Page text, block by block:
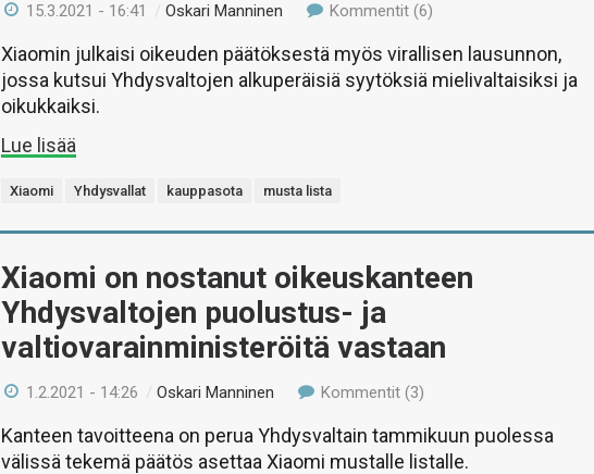
15.3.2021 - 16:41 /Oskari Manninen Kommentit (6)
Xiaomin julkaisi oikeuden päätöksestä myös virallisen lausunnon,
jossa kutsui Yhdysvaltojen alkuperäisiä syytöksiä mielivaltaisiksi ja
oikukkaiksi.
Lue lisää
Xiaomi Yhdysvallat kauppasota musta lista
Xiaomi on nostanut oikeuskanteen
Yhdysvaltojen puolustus- ja
valtiovarainministeröitä vastaan
1.2.2021 - 14:26 /Oskari Manninen Kommentit (3)
Kanteen tavoitteena on perua Yhdysvaltain tammikuun puolessa
välissä tekemä päätös asettaa Xiaomi mustalle listalle.